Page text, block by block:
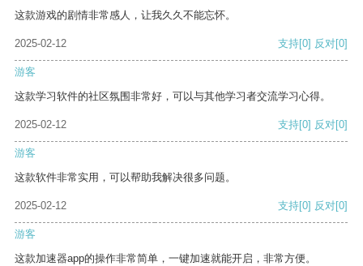
这款游戏的剧情非常感人，让我久久不能忘怀。
2025-02-12 支持[0] 反对[0]
游客
这款学习软件的社区氛围非常好，可以与其他学习者交流学习心得。
2025-02-12 支持[0] 反对[0]
游客
这款软件非常实用，可以帮助我解决很多问题。
2025-02-12 支持[0] 反对[0]
游客
这款加速器app的操作非常简单，一键加速就能开启，非常方便。